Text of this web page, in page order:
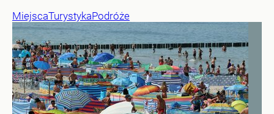
MiejscaTurystykaPodróże